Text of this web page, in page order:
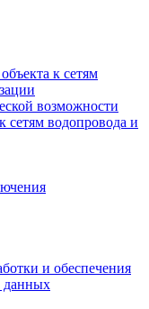
к сетям
возможности
сетям водопровода и
и обеспечения
данных